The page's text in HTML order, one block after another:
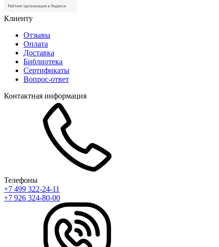
Клиенту
Отзывы
Оплата
Доставка
Библиотека
Сертификаты
Вопрос-ответ
Контактная информация
Телефоны
+7 499 322-24-11
+7 926 324-80-00